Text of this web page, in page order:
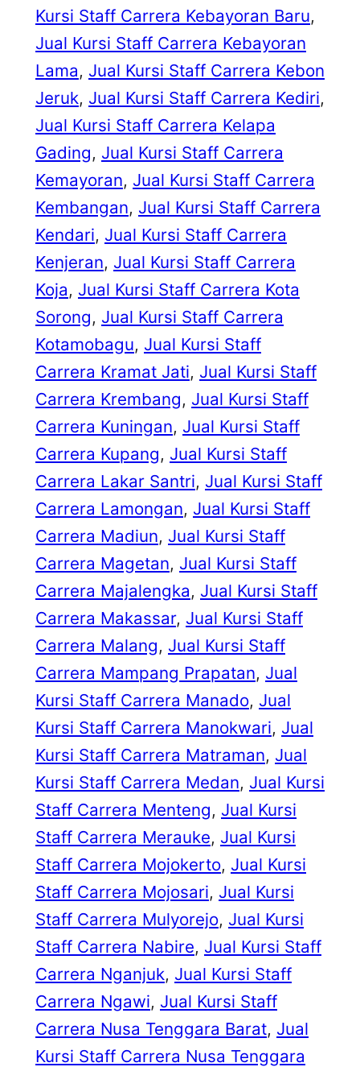
Kursi Staff Carrera Kebayoran Baru
Jual Kursi Staff Carrera Kebayoran
Lama, Jual Kursi Staff Carrera Kebon
Jeruk, Jual Kursi Staff Carrera Kediri
Jual Kursi Staff Carrera Kelapa
Gading, Jual Kursi Staff Carrera
Kemayoran, Jual Kursi Staff Carrera
Kembangan, Jual Kursi Staff Carrera
Kendari, Jual Kursi Staff Carrera
Kenjeran, Jual Kursi Staff Carrera
Koja, Jual Kursi Staff Carrera Kota
Sorong, Jual Kursi Staff Carrera
Kotamobagu, Jual Kursi Staff
Carrera Kramat Jati, Jual Kursi Staff
Carrera Krembang, Jual Kursi Staff
Carrera Kuningan, Jual Kursi Staff
Carrera Kupang, Jual Kursi Staff
Carrera Lakar Santri, Jual Kursi Staff
Carrera Lamongan, Jual Kursi Staff
Carrera Madiun, Jual Kursi Staff
Carrera Magetan, Jual Kursi Staff
Carrera Majalengka, Jual Kursi Staff
Carrera Makassar, Jual Kursi Staff
Carrera Malang, Jual Kursi Staff
Carrera Mampang Prapatan, Jual
Kursi Staff Carrera Manado, Jual
Kursi Staff Carrera Manokwari, Jual
Kursi Staff Carrera Matraman, Jual
Kursi Staff Carrera Medan, Jual Kursi
Staff Carrera Menteng, Jual Kursi
Staff Carrera Merauke, Jual Kursi
Staff Carrera Mojokerto, Jual Kursi
Staff Carrera Mojosari, Jual Kursi
Staff Carrera Mulyorejo, Jual Kursi
Staff Carrera Nabire, Jual Kursi Staff
Carrera Nganjuk, Jual Kursi Staff
Carrera Ngawi, Jual Kursi Staff
Carrera Nusa Tenggara Barat, Jual
Kursi Staff Carrera Nusa Tenggara